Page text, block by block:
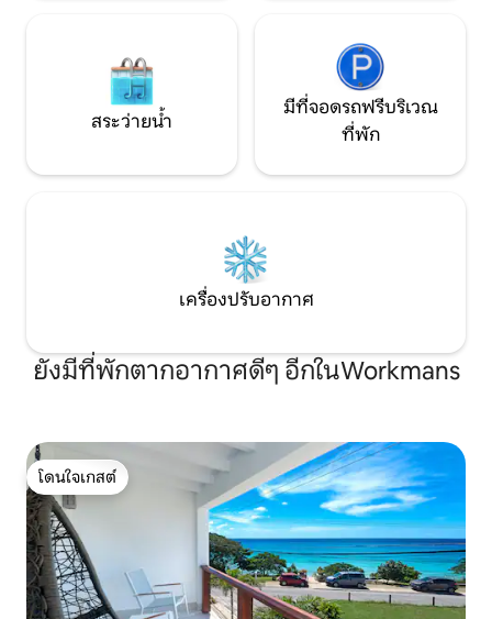
สระว่ายน้ำ
มีที่จอดรถฟรีบริเวณ
ที่พัก
เครื่องปรับอากาศ
ยังมีที่พักตากอากาศดีๆ อีกในWorkmans
โดนใจเกสต์
โดนใจเกสต์